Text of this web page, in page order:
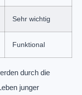
Sehr wichtig
Funktional
durch die
junger